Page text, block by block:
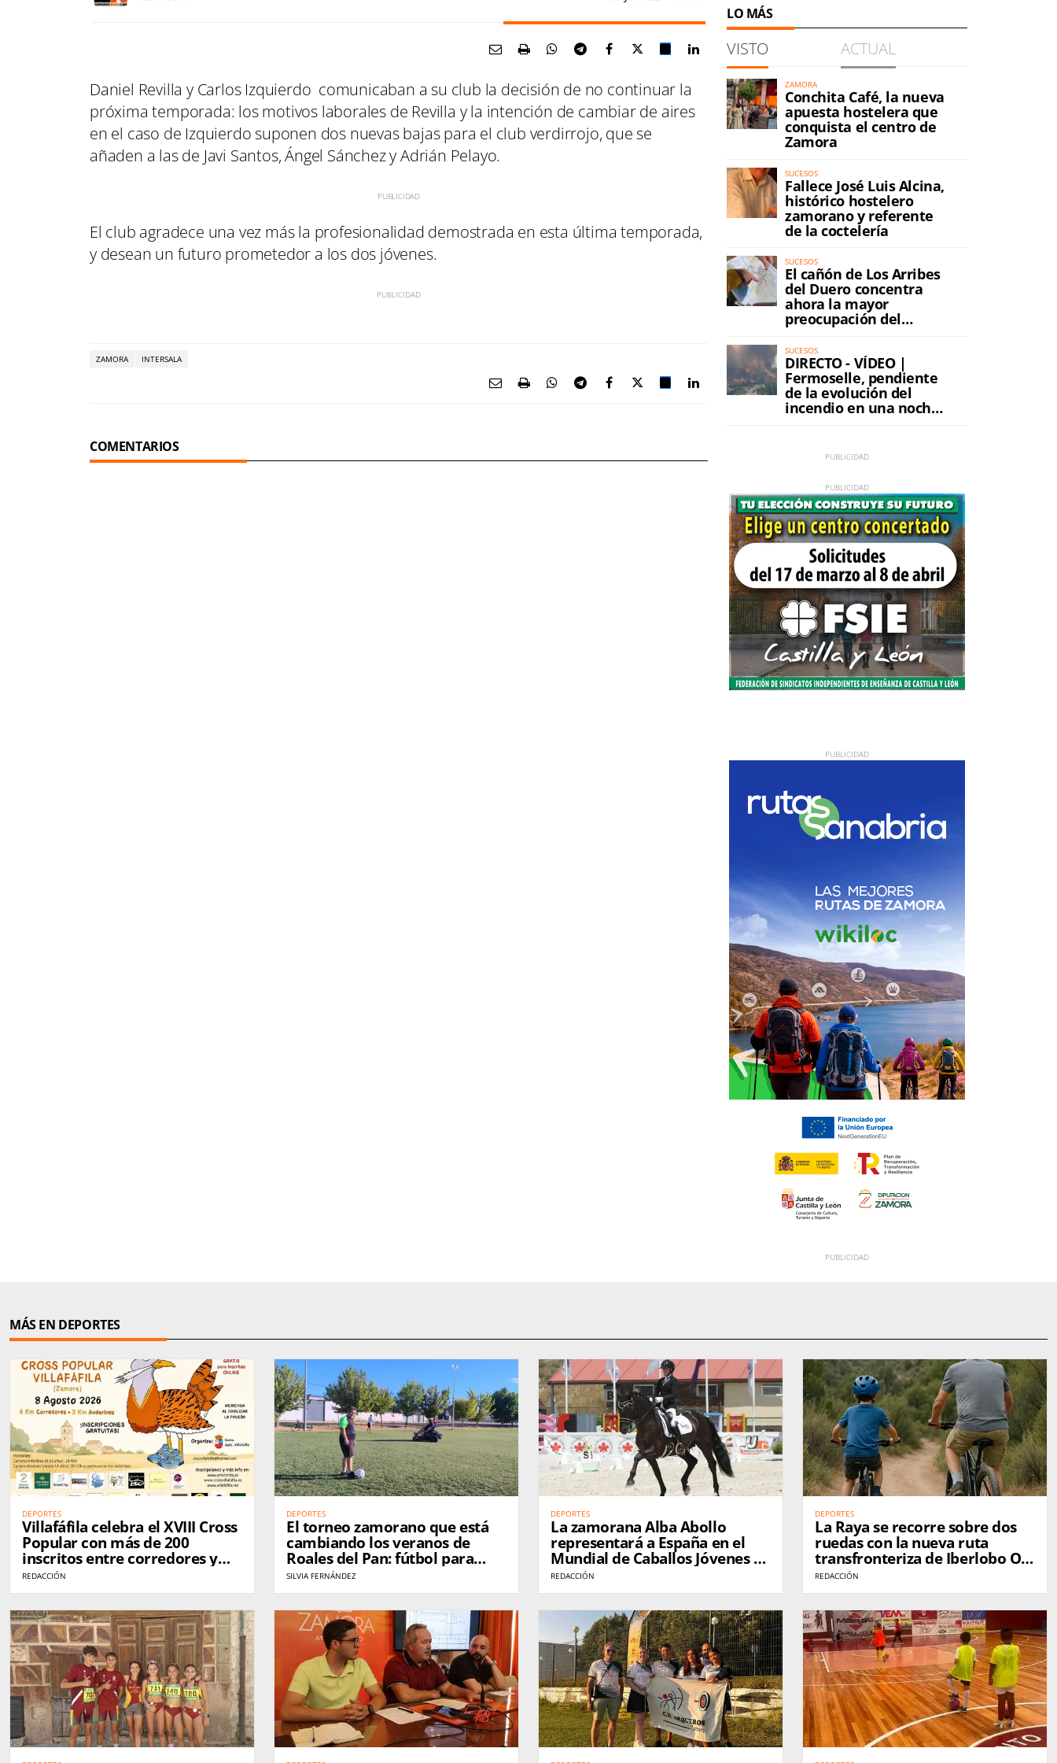
Daniel Revilla y Carlos Izquierdo comunicaban a su club la decisión de no continuar la
próxima temporada: los motivos laborales de Revilla y la intención de cambiar de aires
en el caso de Izquierdo suponen dos nuevas bajas para el club verdirrojo, que se
añaden a las de Javi Santos, Ángel Sánchez y Adrián Pelayo.
El club agradece una vez más la profesionalidad demostrada en esta última temporada,
y desean un futuro prometedor a los dos jóvenes.
ZAMORA INTERSALA
COMENTARIOS
LO MÁS
VISTO ACTUAL
ZAMORA
Conchita Café, la nueva
apuesta hostelera que
conquista el centro de
Zamora
SUCESOS
Fallece José Luis Alcina,
histórico hostelero
zamorano y referente
de la coctelería
SUCESOS
El cañón de Los Arribes
del Duero concentra
ahora la mayor
preocupación del
SUCESOS
DIRECTO - VÍDEO |
Fermoselle, pendiente
de la evolución del
incendio en una noche
MÁS EN DEPORTES
DEPORTES
Villafáfila celebra el XVIII Cross
Popular con más de 200
inscritos entre corredores y
andarines
REDACCIÓN
DEPORTES
El torneo zamorano que está
cambiando los veranos de
Roales del Pan: fútbol para
hacer amigos
SILVIA FERNÁNDEZ
DEPORTES
La zamorana Alba Abollo
representará a España en el
Mundial de Caballos Jóvenes de
Doma Clásica en Alemania
REDACCIÓN
DEPORTES
La Raya se recorre sobre dos
ruedas con la nueva ruta
transfronteriza de Iberlobo On
Bike
REDACCIÓN